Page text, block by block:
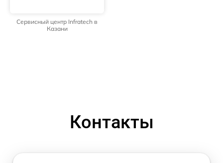
Сервисный центр Infratech в
Казани
Контакты